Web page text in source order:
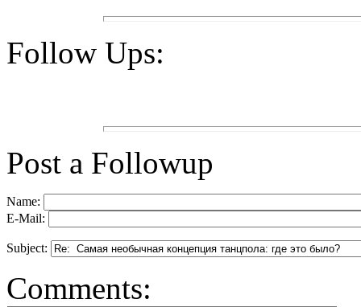
Follow Ups:
Post a Followup
Name:
E-Mail:
Subject:
Comments: